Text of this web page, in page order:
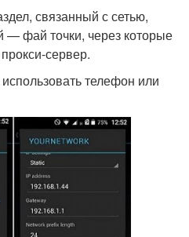
связанный с сетью,
— фай точки, через которые
сервер.
телефон или